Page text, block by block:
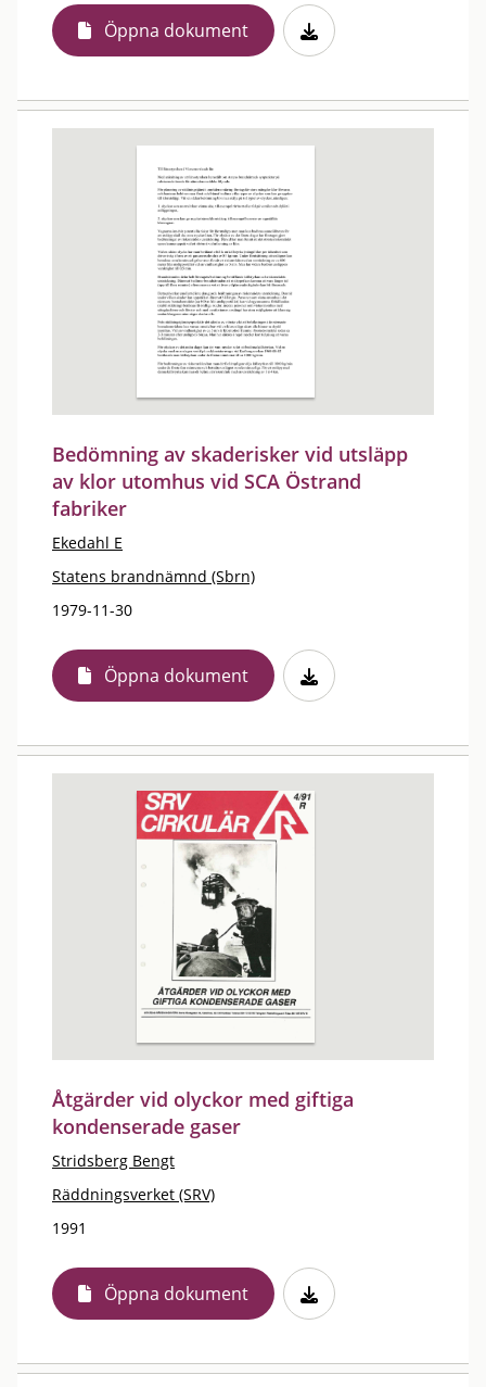
Öppna dokument
Bedömning av skaderisker vid utsläpp
av klor utomhus vid SCA Östrand
fabriker
Ekedahl E
Statens brandnämnd (Sbrn)
1979-11-30
Öppna dokument
Åtgärder vid olyckor med giftiga
kondenserade gaser
Stridsberg Bengt
Räddningsverket (SRV)
1991
Öppna dokument